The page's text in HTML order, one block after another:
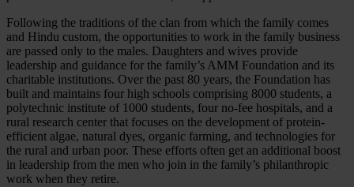
Following the traditions of the clan from which the family comes
and Hindu custom, the opportunities to work in the family business
are passed only to the males. Daughters and wives provide
leadership and guidance for the family’s AMM Foundation and its
charitable institutions. Over the past 80 years, the Foundation has
built and maintains four high schools comprising 8000 students, a
polytechnic institute of 1000 students, four no-fee hospitals, and a
rural research center that focuses on the development of protein-
efficient algae, natural dyes, organic farming, and technologies for
the rural and urban poor. These efforts often get an additional boost
in leadership from the men who join in the family’s philanthropic
work when they retire.